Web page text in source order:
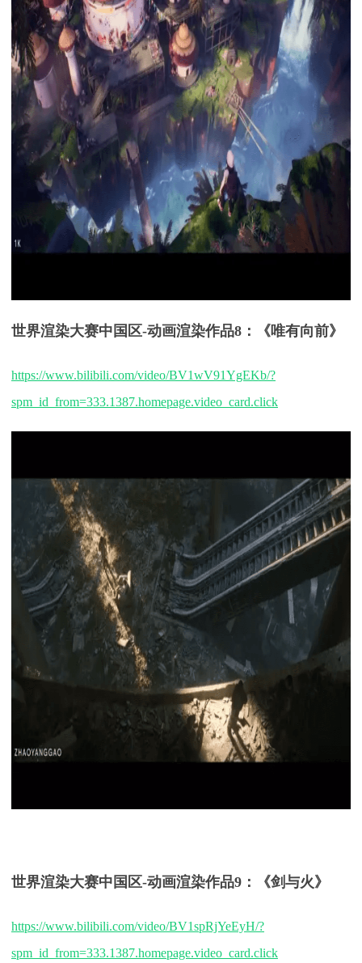
世界渲染大赛中国区-动画渲染作品8：《唯有向前》
https://www.bilibili.com/video/BV1wV91YgEKb/?
spm_id_from=333.1387.homepage.video_card.click
世界渲染大赛中国区-动画渲染作品9 ： 《剑与火》
https://www.bilibili.com/video/BV1spRjYeEyH/?
spm_id_from=333.1387.homepage.video_card.click